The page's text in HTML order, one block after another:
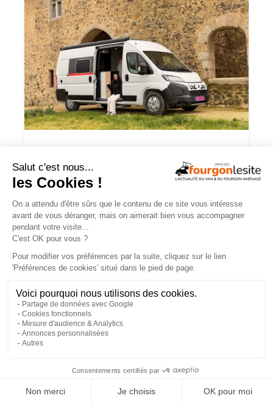
notre budget
Campérêve Magellan 746 : la conquête